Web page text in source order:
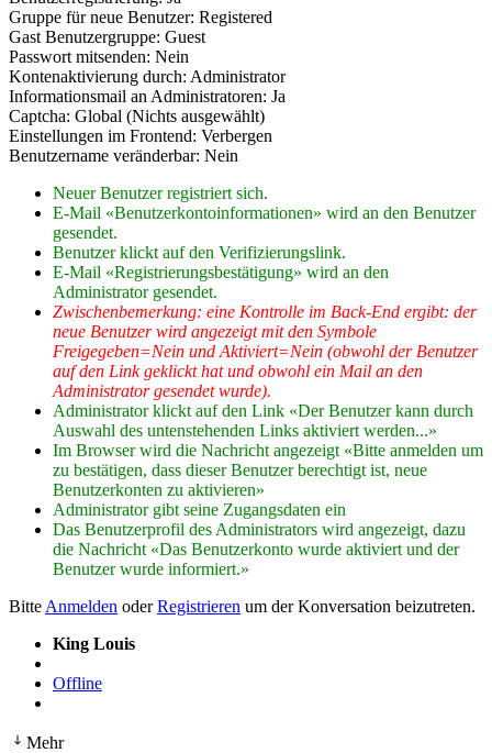
Gruppe für neue Benutzer: Registered
Gast Benutzergruppe: Guest
Passwort mitsenden: Nein
Kontenaktivierung durch: Administrator
Informationsmail an Administratoren: Ja
Captcha: Global (Nichts ausgewählt)
Einstellungen im Frontend: Verbergen
Benutzername veränderbar: Nein
Neuer Benutzer registriert sich.
E-Mail «Benutzerkontoinformationen» wird an den Benutzer
gesendet.
Benutzer klickt auf den Verifizierungslink.
E-Mail «Registrierungsbestätigung» wird an den
Administrator gesendet.
Zwischenbemerkung: eine Kontrolle im Back-End ergibt: der
neue Benutzer wird angezeigt mit den Symbole
Freigegeben=Nein und Aktiviert=Nein (obwohl der Benutzer
auf den Link geklickt hat und obwohl ein Mail an den
Administrator gesendet wurde).
Administrator klickt auf den Link «Der Benutzer kann durch
Auswahl des untenstehenden Links aktiviert werden...»
Im Browser wird die Nachricht angezeigt «Bitte anmelden um
zu bestätigen, dass dieser Benutzer berechtigt ist, neue
Benutzerkonten zu aktivieren»
Administrator gibt seine Zugangsdaten ein
Das Benutzerprofil des Administrators wird angezeigt, dazu
die Nachricht «Das Benutzerkonto wurde aktiviert und der
Benutzer wurde informiert.»
Bitte Anmelden oderRegistrieren um der Konversation beizutreten.
King Louis
Offline
Mehr